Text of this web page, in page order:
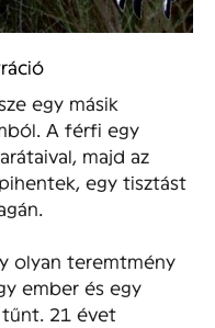
egy másik
A férfi egy
majd az
egy tisztást
olyan teremtmény
ember és egy
21 évet